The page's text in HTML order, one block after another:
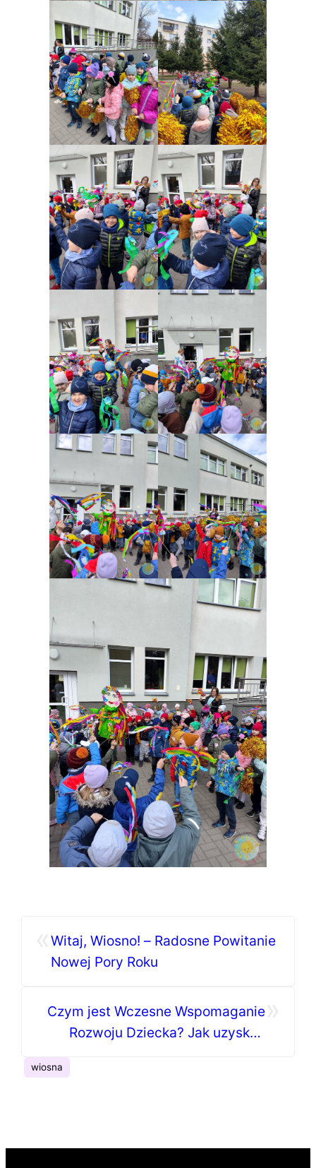
«Witaj, Wiosno! – Radosne Powitanie
Nowej Pory Roku
»
Czym jest Wczesne Wspomaganie
Rozwoju Dziecka? Jak uzyskać
wiosna